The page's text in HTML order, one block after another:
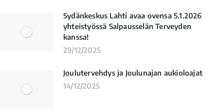
Sydänkeskus Lahti avaa ovensa 5.1.2026
yhteistyössä Salpausselän Terveyden
kanssa!
29/12/2025
Joulutervehdys ja Joulunajan aukioloajat
14/12/2025